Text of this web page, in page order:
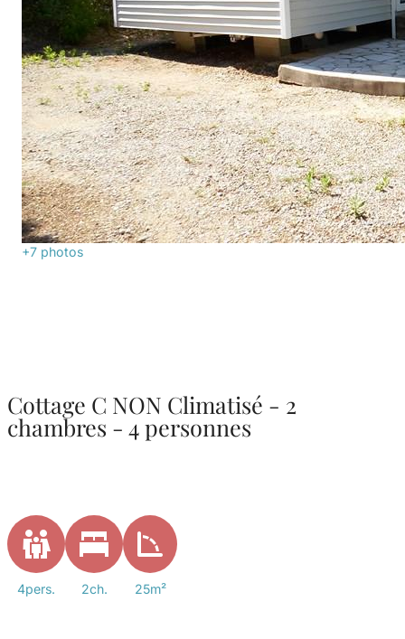
+7 photos
Cottage C NON Climatisé - 2
chambres - 4 personnes
4pers. 2ch. 25m²